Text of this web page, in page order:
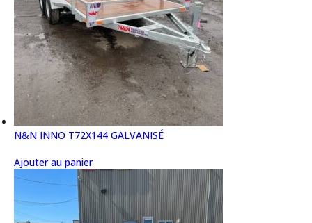
N&N INNO T72X144 GALVANISÉ
Ajouter au panier